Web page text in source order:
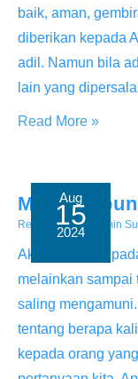
baik, aman,
diberikan kepada
adil. Namun bila
lain yang
Kemurahan
Read More »
Aug
15
2024
Renungan/ By Admin
Aku berkata
melainkan
saling
tentang berapa
kepada orang